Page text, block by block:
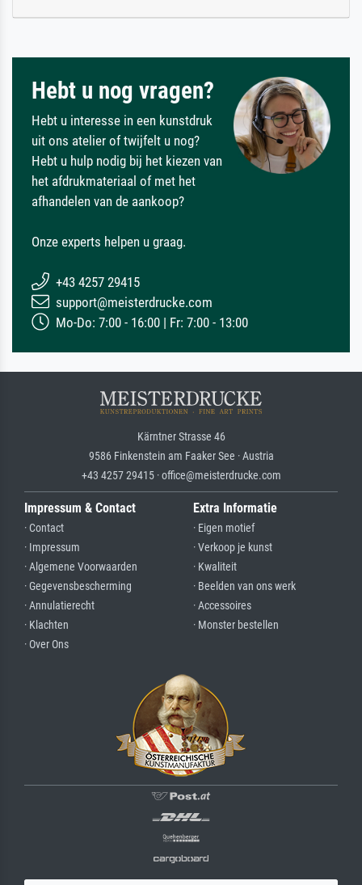
Hebt u nog vragen?
Hebt u interesse in een kunstdruk
uit ons atelier of twijfelt u nog?
Hebt u hulp nodig bij het kiezen van
het afdrukmateriaal of met het
afhandelen van de aankoop?
Onze experts helpen u graag.
+43 4257 29415
support@meisterdrucke.com
Mo-Do: 7:00 - 16:00 | Fr: 7:00 - 13:00
Kärntner Strasse 46
9586 Finkenstein am Faaker See · Austria
+43 4257 29415 · office@meisterdrucke.com
Impressum & Contact
· Contact
· Impressum
· Algemene Voorwaarden
· Gegevensbescherming
· Annulatierecht
· Klachten
· Over Ons
Extra Informatie
· Eigen motief
· Verkoop je kunst
· Kwaliteit
· Beelden van ons werk
· Accessoires
· Monster bestellen